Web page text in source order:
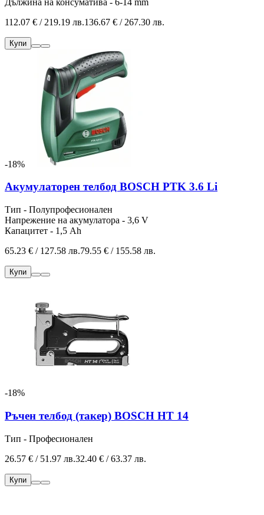
112.07 € / 219.19 лв.136.67 € / 267.30 лв.
Купи
-18%
Акумулаторен телбод BOSCH PTK 3.6 Li
Тип - Полупрофесионален
Напрежение на акумулатора - 3,6 V
Капацитет - 1,5 Ah
65.23 € / 127.58 лв.79.55 € / 155.58 лв.
Купи
-18%
Ръчен телбод (такер) BOSCH HT 14
Тип - Професионален
26.57 € / 51.97 лв.32.40 € / 63.37 лв.
Купи